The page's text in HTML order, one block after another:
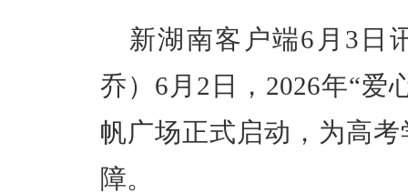
新湖南客户端6月3日
乔）6月2日，2026年“爱
帆广场正式启动，为高
障。